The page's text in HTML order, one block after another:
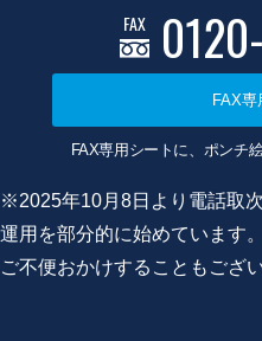
FAX
FAX専
FAX専用シートに、ポンチ
※2025年10月8日より電話取
運用を部分的に始めています。
ご不便おかけすることもござ